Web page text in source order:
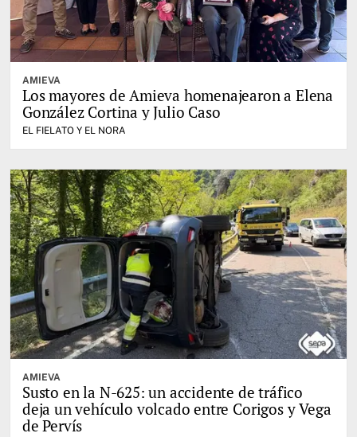
AMIEVA
Los mayores de Amieva homenajearon a Elena
González Cortina y Julio Caso
EL FIELATO Y EL NORA
AMIEVA
Susto en la N-625: un accidente de tráfico
deja un vehículo volcado entre Corigos y Vega
de Pervís